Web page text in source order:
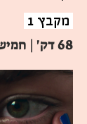
מקבץ 1
68 דק' | חמישי | 15:30-16:40